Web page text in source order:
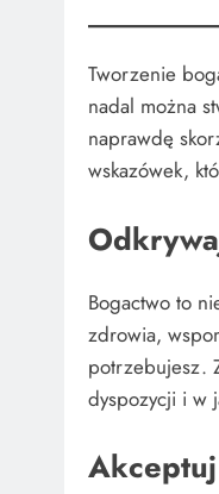
Tworzenie
nadal można
naprawdę
wskazówek,
Bogactwo to
zdrowia,
potrzebujesz.
dyspozycji i w